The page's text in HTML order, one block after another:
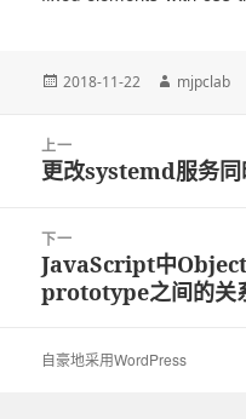
发
2018-11-22
作
mjpclab
上一
上
文
章：
更改systemd服务同
下一
下
篇
章：
JavaScript中
prototype之间的关
自豪地采用WordPress